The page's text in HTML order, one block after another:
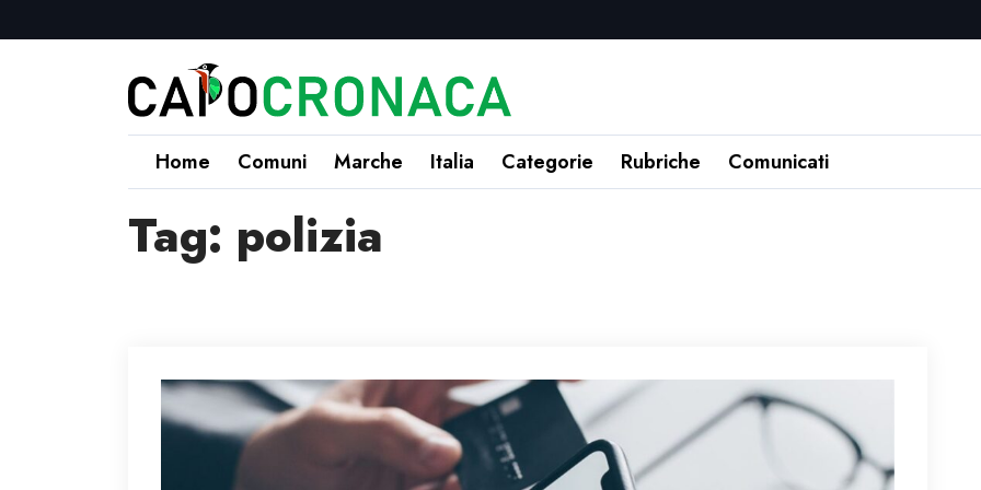
Home Comuni Marche Italia Categorie Rubriche Comunicati
Tag: polizia